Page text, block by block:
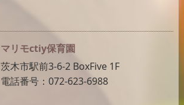
マリモctiy保育園
茨木市駅前3-6-2 BoxFive 1F
電話番号：072-623-6988